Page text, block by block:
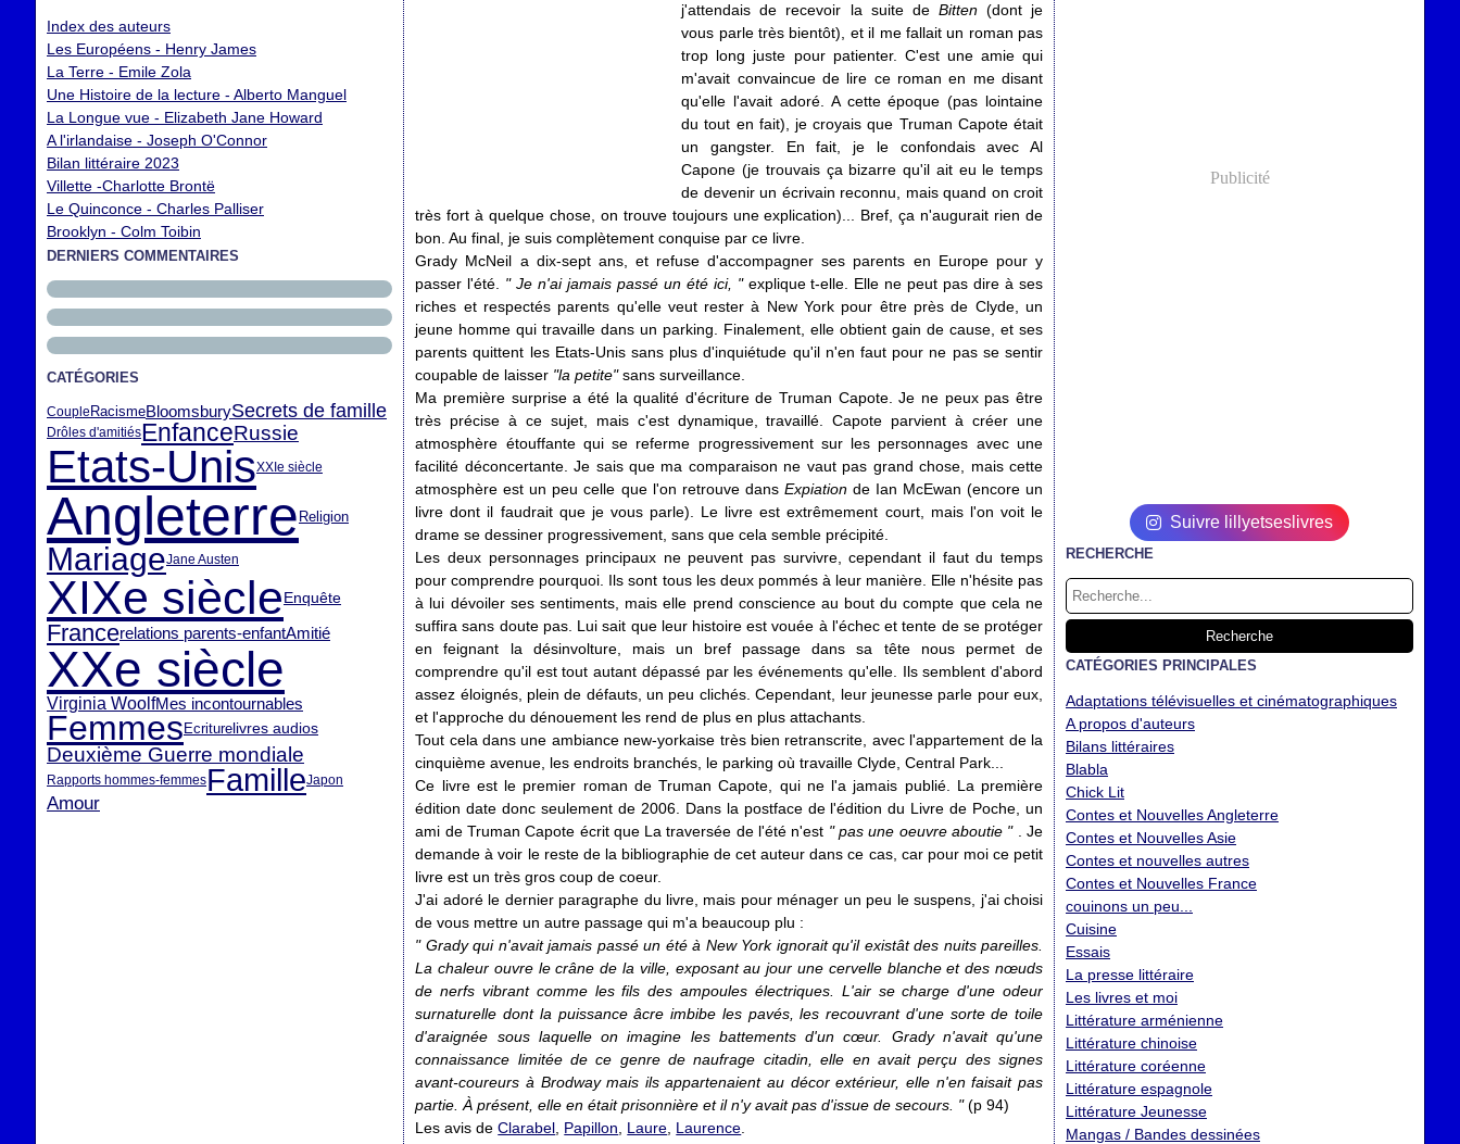
Index des auteurs
Les Européens - Henry James
La Terre - Emile Zola
Une Histoire de la lecture - Alberto Manguel
La Longue vue - Elizabeth Jane Howard
A l'irlandaise - Joseph O'Connor
Bilan littéraire 2023
Villette -Charlotte Brontë
Le Quinconce - Charles Palliser
Brooklyn - Colm Toibin
DERNIERS COMMENTAIRES
CATÉGORIES
CoupleRacismeBloomsburySecrets de famille
Drôles d'amitiésEnfanceRussie
Etats-UnisXXIe siècle
Angleterre Religion
MariageJane Austen
XIXe siècleEnquête
Francerelations parents-enfantAmitié
XXe siècle
Virginia WoolfMes incontournables
FemmesEcriturelivres audios
Deuxième Guerre mondiale
Rapports hommes-femmesFamilleJapon
Amour
j'attendais de recevoir la suite de Bitten (dont je
vous parle très bientôt), et il me fallait un roman pas
trop long juste pour patienter. C'est une amie qui
m'avait convaincue de lire ce roman en me disant
qu'elle l'avait adoré. A cette époque (pas lointaine
du tout en fait), je croyais que Truman Capote était
un gangster. En fait, je le confondais avec Al
Capone (je trouvais ça bizarre qu'il ait eu le temps
de devenir un écrivain reconnu, mais quand on croit
très fort à quelque chose, on trouve toujours une explication)... Bref, ça n'augurait rien de
bon. Au final, je suis complètement conquise par ce livre.
Grady McNeil a dix-sept ans, et refuse d'accompagner ses parents en Europe pour y
passer l'été. " Je n'ai jamais passé un été ici, "explique t-elle. Elle ne peut pas dire à ses
riches et respectés parents qu'elle veut rester à New York pour être près de Clyde, un
jeune homme qui travaille dans un parking. Finalement, elle obtient gain de cause, et ses
parents quittent les Etats-Unis sans plus d'inquiétude qu'il n'en faut pour ne pas se sentir
coupable de laisser "la petite"sans surveillance.
Ma première surprise a été la qualité d'écriture de Truman Capote. Je ne peux pas être
très précise à ce sujet, mais c'est dynamique, travaillé. Capote parvient à créer une
atmosphère étouffante qui se referme progressivement sur les personnages avec une
facilité déconcertante. Je sais que ma comparaison ne vaut pas grand chose, mais cette
atmosphère est un peu celle que l'on retrouve dans Expiationde Ian McEwan (encore un
livre dont il faudrait que je vous parle). Le livre est extrêmement court, mais l'on voit le
drame se dessiner progressivement, sans que cela semble précipité.
Les deux personnages principaux ne peuvent pas survivre, cependant il faut du temps
pour comprendre pourquoi. Ils sont tous les deux pommés à leur manière. Elle n'hésite pas
à lui dévoiler ses sentiments, mais elle prend conscience au bout du compte que cela ne
suffira sans doute pas. Lui sait que leur histoire est vouée à l'échec et tente de se protéger
en feignant la désinvolture, mais un bref passage dans sa tête nous permet de
comprendre qu'il est tout autant dépassé par les événements qu'elle. Ils semblent d'abord
assez éloignés, plein de défauts, un peu clichés. Cependant, leur jeunesse parle pour eux,
et l'approche du dénouement les rend de plus en plus attachants.
Tout cela dans une ambiance new-yorkaise très bien retranscrite, avec l'appartement de la
cinquième avenue, les endroits branchés, le parking où travaille Clyde, Central Park...
Ce livre est le premier roman de Truman Capote, qui ne l'a jamais publié. La première
édition date donc seulement de 2006. Dans la postface de l'édition du Livre de Poche, un
ami de Truman Capote écrit que La traversée de l'été n'est " pas une oeuvre aboutie ". Je
demande à voir le reste de la bibliographie de cet auteur dans ce cas, car pour moi ce petit
livre est un très gros coup de coeur.
J'ai adoré le dernier paragraphe du livre, mais pour ménager un peu le suspens, j'ai choisi
de vous mettre un autre passage qui m'a beaucoup plu :
" Grady qui n'avait jamais passé un été à New York ignorait qu'il existât des nuits pareilles.
La chaleur ouvre le crâne de la ville, exposant au jour une cervelle blanche et des nœuds
de nerfs vibrant comme les fils des ampoules électriques. L'air se charge d'une odeur
surnaturelle dont la puissance âcre imbibe les pavés, les recouvrant d'une sorte de toile
d'araignée sous laquelle on imagine les battements d'un cœur. Grady n'avait qu'une
connaissance limitée de ce genre de naufrage citadin, elle en avait perçu des signes
avant-coureurs à Brodway mais ils appartenaient au décor extérieur, elle n'en faisait pas
partie. À présent, elle en était prisonnière et il n'y avait pas d'issue de secours. "(p 94)
Les avis deClarabel Papillon Laure Laurence
Publicité
Suivre lillyetseslivres
RECHERCHE
CATÉGORIES PRINCIPALES
Adaptations télévisuelles et cinématographiques
A propos d'auteurs
Bilans littéraires
Blabla
Chick Lit
Contes et Nouvelles Angleterre
Contes et Nouvelles Asie
Contes et nouvelles autres
Contes et Nouvelles France
couinons un peu...
Cuisine
Essais
La presse littéraire
Les livres et moi
Littérature arménienne
Littérature chinoise
Littérature coréenne
Littérature espagnole
Littérature Jeunesse
Mangas / Bandes dessinées